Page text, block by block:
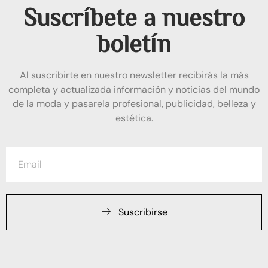
Suscríbete a nuestro
boletín
Al suscribirte en nuestro newsletter recibirás la más
completa y actualizada información y noticias del mundo
de la moda y pasarela profesional, publicidad, belleza y
estética.
Suscribirse